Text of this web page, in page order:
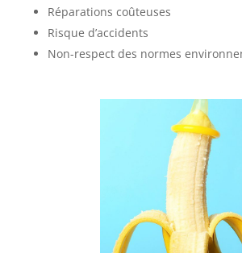
Réparations coûteuses
Risque d’accidents
Non-respect des normes